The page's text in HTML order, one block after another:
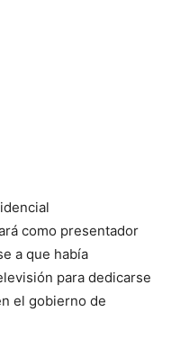
como presentador
a que había
para dedicarse
el gobierno de